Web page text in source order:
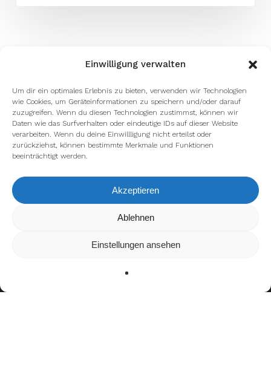
Einwilligung verwalten
Um dir ein optimales Erlebnis zu bieten, verwenden wir Technologien
wie Cookies, um Geräteinformationen zu speichern und/oder darauf
zuzugreifen. Wenn du diesen Technologien zustimmst, können wir
Daten wie das Surfverhalten oder eindeutige IDs auf dieser Website
verarbeiten. Wenn du deine Einwillligung nicht erteilst oder
zurückziehst, können bestimmte Merkmale und Funktionen
beeinträchtigt werden.
Akzeptieren
Ablehnen
Einstellungen ansehen
Wir verwenden Cookies, um dir die bestmögliche Erfahrung auf
kannst du erfahren, welche Cookies wir
verwenden oder sie ausschalten.